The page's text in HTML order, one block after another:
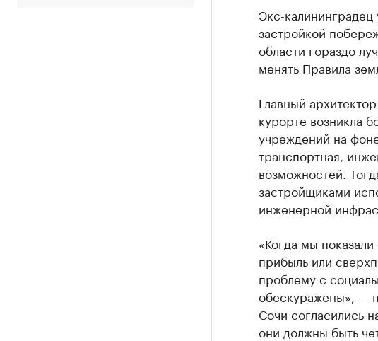
Экс-калининградец
застройкой
области гораздо
менять Правила
Главный
курорте возникла
учреждений на
транспортная,
возможностей.
застройщиками
инженерной
«Когда мы
прибыль или
проблему с
обескуражены», —
Сочи согласились
они должны быть